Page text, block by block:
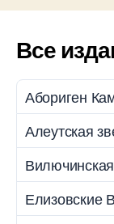
Все
Абориген
Алеутская
Вилючинская
Елизовские